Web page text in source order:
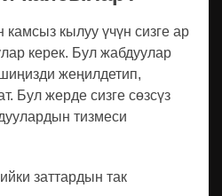
кылуу үчүн сизге ар
керек. Бул жабдуулар
жеңилдетип,
Бул жерде сизге сөзсүз
тизмеси
заттардын так